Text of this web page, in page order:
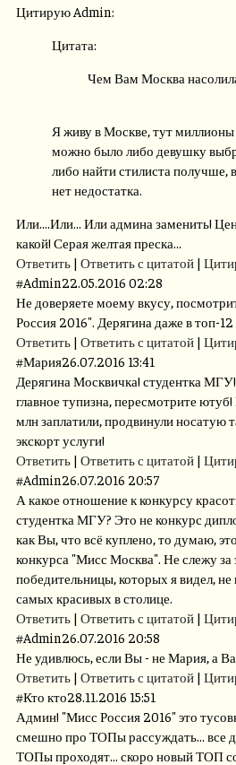
Цитирую Admin:
Цитата:
Чем Вам Москва
Я живу в Москве, тут
можно было либо девушку
либо найти стилиста получше,
нет недостатка.
Или....Или... Или админа заменить!
какой! Серая желтая преска...
Ответить | Ответить с цитатой |
#Admin22.05.2016 02:28
Не доверяете моему вкусу,
Россия 2016". Дерягина даже в топ-
Ответить | Ответить с цитатой |
#Мария26.07.2016 13:41
Дерягина Москвичка! студентка
главное тупизна, пересмотрите
млн заплатили, продвинули носатую
экскорт услуги!
Ответить | Ответить с цитатой |
#Admin26.07.2016 20:57
А какое отношение к конкурсу
студентка МГУ? Это не конкурс
как Вы, что всё куплено, то думаю,
конкурса "Мисс Москва". Не слежу за
победительницы, которых я видел, не
самых красивых в столице.
Ответить | Ответить с цитатой |
#Admin26.07.2016 20:58
Не удивлюсь, если Вы - не Мария, а
Ответить | Ответить с цитатой |
#Кто кто28.11.2016 15:51
Админ! "Мисс Россия 2016" это
смешно про ТОПы рассуждать... все
ТОПы проходят... скоро новый ТОП